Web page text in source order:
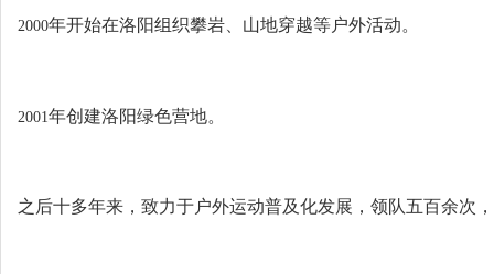
2000年开始在洛阳组织攀岩、山地穿越等户外活动。
2001年创建洛阳绿色营地。
之后十多年来，致力于户外运动普及化发展，领队五百余次